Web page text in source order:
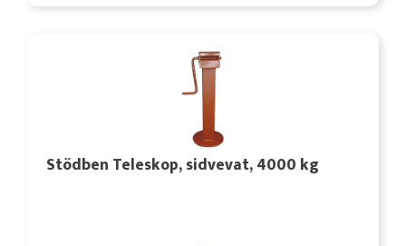
Stödben Teleskop, sidvevat, 4000 kg